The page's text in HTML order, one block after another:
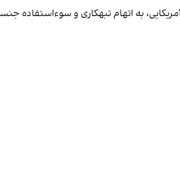
میلیونر آمریکایی، به اتهام تبهکاری و سوءاستفاده